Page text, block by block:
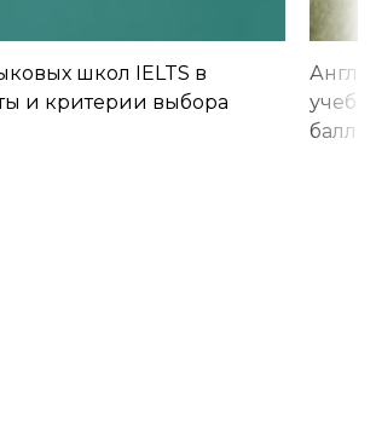
школ IELTS в
и критерии выбора
учебы
баллы